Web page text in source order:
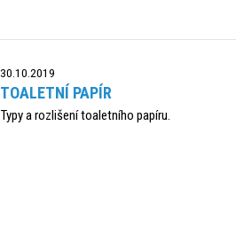
30.10.2019
TOALETNÍ PAPÍR
Typy a rozlišení toaletního papíru.